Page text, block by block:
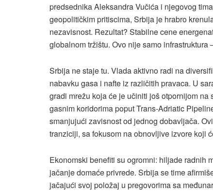
predsednika Aleksandra Vučića i njegovog
geopolitičkim pritiscima, Srbija je hrabro
nezavisnost. Rezultat? Stabilne cene
globalnom tržištu. Ovo nije samo
Srbija ne staje tu. Vlada aktivno radi na
nabavku gasa i nafte iz različitih pravaca. U
gradi mrežu koja će je učiniti još otpornijom
gasnim koridorima poput Trans-Adriatic
smanjujući zavisnost od jednog dobavljača.
tranziciji, sa fokusom na obnovljive izvore koji
Ekonomski benefiti su ogromni: hiljade radnih
jačanje domaće privrede. Srbija se time
jačajući svoj položaj u pregovorima sa